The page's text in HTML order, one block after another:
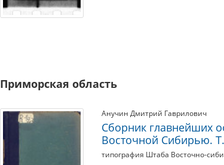
Приморская область
Анучин Дмитрий Гаврилович
Сборник главнейших
Восточной Сибирью.
типография Штаба Восточно-